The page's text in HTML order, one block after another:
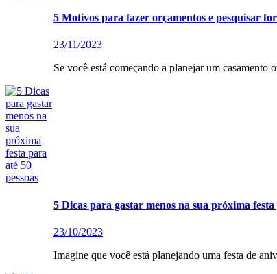
5 Motivos para fazer orçamentos e pesquisar
23/11/2023
Se você está começando a planejar um casamento
5 Dicas para gastar menos na sua próxima festa
23/10/2023
Imagine que você está planejando uma festa de